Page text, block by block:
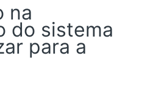
na
do sistema
para a